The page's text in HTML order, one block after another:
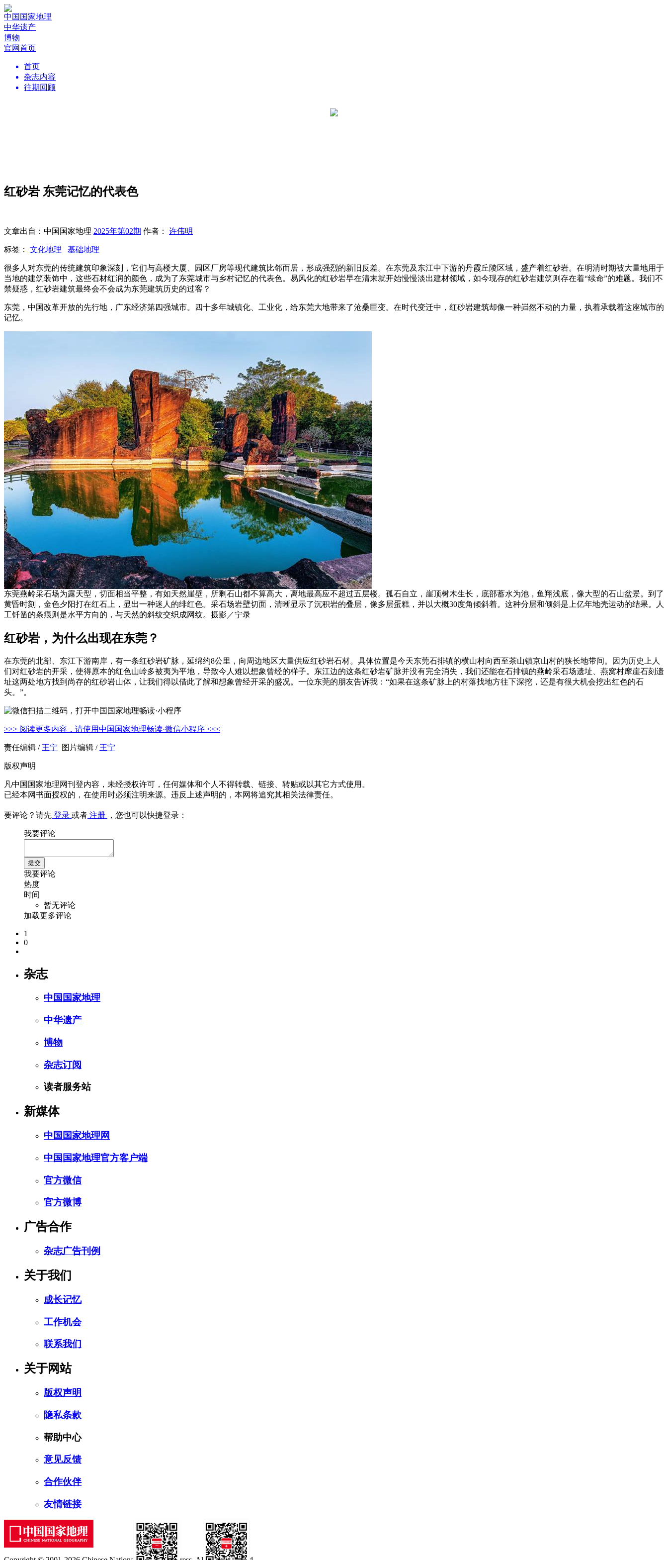
中国国家地理
中华遗产
博物
官网首页
首页
杂志内容
往期回顾
红砂岩 东莞记忆的代表色
文章出自：中国国家地理 2025年第02期 作者： 许伟明
标签： 文化地理 基础地理
很多人对东莞的传统建筑印象深刻，它们与高楼大厦、园区厂房等现代建筑比邻而居，形成强烈的新旧反差。在东莞及东江中下游的丹霞丘陵区域，盛产着红砂岩。在明清时期被大量地用于
当地的建筑装饰中，这些石材红润的颜色，成为了东莞城市与乡村记忆的代表色。易风化的红砂岩早在清末就开始慢慢淡出建材领域，如今现存的红砂岩建筑则存在着“续命”的难题。我们不
禁疑惑，红砂岩建筑最终会不会成为东莞建筑历史的过客？
东莞，中国改革开放的先行地，广东经济第四强城市。四十多年城镇化、工业化，给东莞大地带来了沧桑巨变。在时代变迁中，红砂岩建筑却像一种岿然不动的力量，执着承载着这座城市的
记忆。
东莞燕岭采石场为露天型，切面相当平整，有如天然崖壁，所剩石山都不算高大，离地最高应不超过五层楼。孤石自立，崖顶树木生长，底部蓄水为池，鱼翔浅底，像大型的石山盆景。到了
黄昏时刻，金色夕阳打在红石上，显出一种迷人的绯红色。采石场岩壁切面，清晰显示了沉积岩的叠层，像多层蛋糕，并以大概30度角倾斜着。这种分层和倾斜是上亿年地壳运动的结果。人
工钎凿的条痕则是水平方向的，与天然的斜纹交织成网纹。摄影／宁录
红砂岩，为什么出现在东莞？
在东莞的北部、东江下游南岸，有一条红砂岩矿脉，延绵约8公里，向周边地区大量供应红砂岩石材。具体位置是今天东莞石排镇的横山村向西至茶山镇京山村的狭长地带间。因为历史上人
们对红砂岩的开采，使得原本的红色山岭多被夷为平地，导致今人难以想象曾经的样子。东江边的这条红砂岩矿脉并没有完全消失，我们还能在石排镇的燕岭采石场遗址、燕窝村摩崖石刻遗
址这两处地方找到尚存的红砂岩山体，让我们得以借此了解和想象曾经开采的盛况。一位东莞的朋友告诉我：“如果在这条矿脉上的村落找地方往下深挖，还是有很大机会挖出红色的石
头。”。
>>> 阅读更多内容，请使用中国国家地理畅读·微信小程序 <<<
责任编辑 / 王宁 图片编辑 / 王宁
版权声明
凡中国国家地理网刊登内容，未经授权许可，任何媒体和个人不得转载、链接、转贴或以其它方式使用。
已经本网书面授权的，在使用时必须注明来源。违反上述声明的，本网将追究其相关法律责任。
要评论？请先 登录 或者 注册 ，您也可以快捷登录：
我要评论
我要评论
热度
时间
暂无评论
加载更多评论
1
0
杂志
中国国家地理
中华遗产
博物
杂志订阅
读者服务站
新媒体
中国国家地理网
中国国家地理官方客户端
官方微信
官方微博
广告合作
杂志广告刊例
关于我们
成长记忆
工作机会
联系我们
关于网站
版权声明
隐私条款
帮助中心
意见反馈
合作伙伴
友情链接